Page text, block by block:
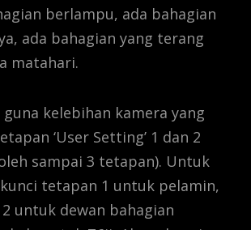
berlampu, ada bahagian
ada bahagian yang terang
matahari.
kelebihan kamera yang
‘User Setting’ 1 dan 2
sampai 3 tetapan). Untuk
kunci tetapan 1 untuk pelamin,
untuk dewan bahagian